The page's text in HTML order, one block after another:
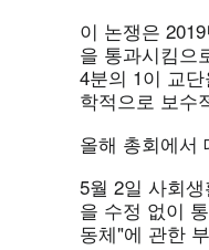
이 논쟁은
을 통과시킴으
4분의 1이 교
학적으로 보수
올해 총회에서
5월 2일 사회
을 수정 없이
동체"에 관한